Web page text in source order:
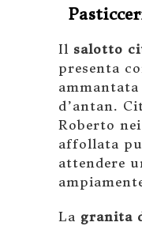
Il salotto
presenta
d’antan.
Roberto nei
affollata
attendere
La granita